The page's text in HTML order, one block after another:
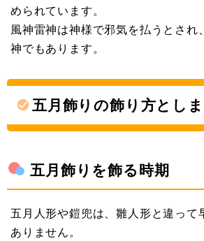
められています。
風神雷神は神様で邪気を払うとされ
神でもあります。
五月飾りの飾り方とし
五月飾りを飾る時期
五月人形や鎧兜は、雛人形と違って
ありません。